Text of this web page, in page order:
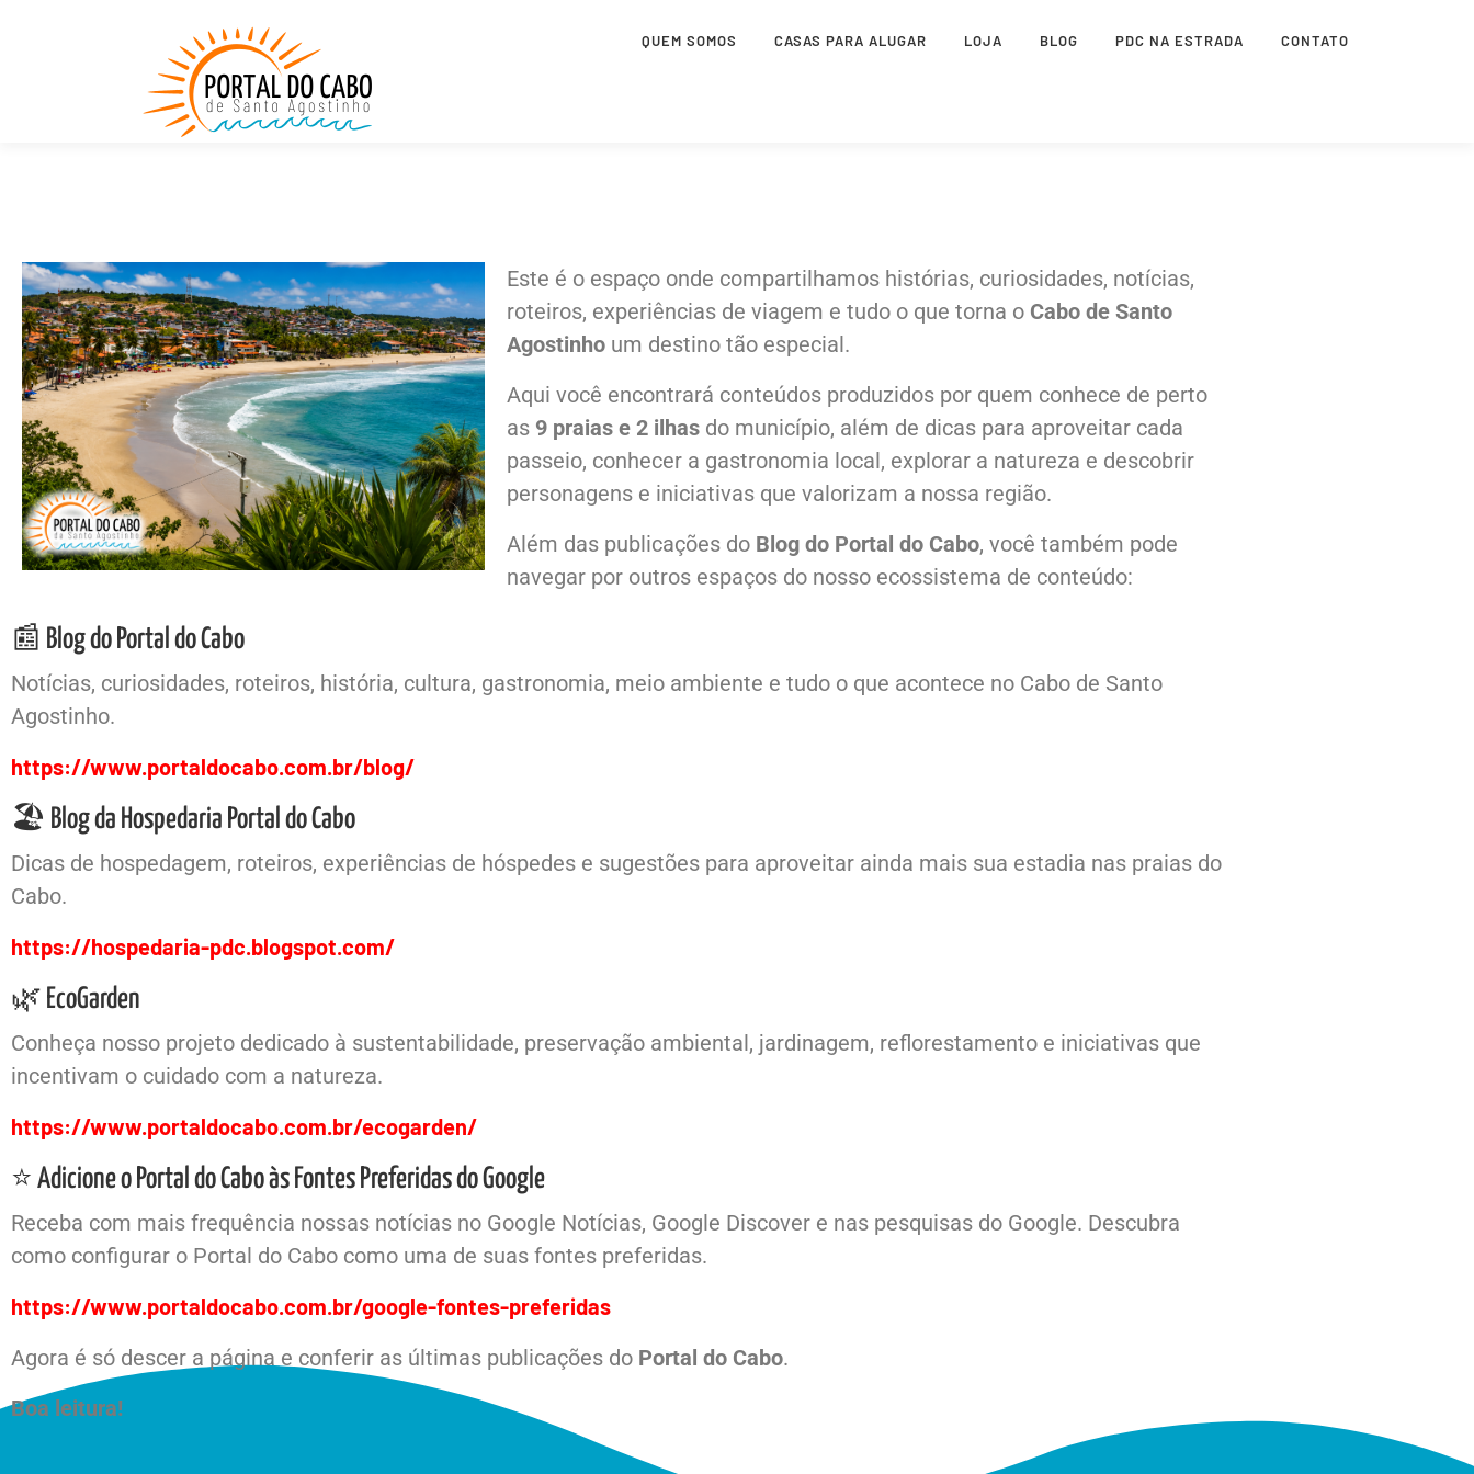
QUEM SOMOS CASAS PARA ALUGAR LOJA BLOG PDC NA ESTRADA CONTATO
Este é o espaço onde compartilhamos histórias, curiosidades, notícias,
roteiros, experiências de viagem e tudo o que torna o Cabo de Santo
Agostinhoum destino tão especial.
Aqui você encontrará conteúdos produzidos por quem conhece de perto
as 9 praias e 2 ilhasdo município, além de dicas para aproveitar cada
passeio, conhecer a gastronomia local, explorar a natureza e descobrir
personagens e iniciativas que valorizam a nossa região.
Além das publicações do Blog do Portal do Cabo, você também pode
navegar por outros espaços do nosso ecossistema de conteúdo:
📰 Blog do Portal do Cabo
Notícias, curiosidades, roteiros, história, cultura, gastronomia, meio ambiente e tudo o que acontece no Cabo de Santo
Agostinho.
https://www.portaldocabo.com.br/blog/
🏖️ Blog da Hospedaria Portal do Cabo
Dicas de hospedagem, roteiros, experiências de hóspedes e sugestões para aproveitar ainda mais sua estadia nas praias do
Cabo.
https://hospedaria-pdc.blogspot.com/
🌿 EcoGarden
Conheça nosso projeto dedicado à sustentabilidade, preservação ambiental, jardinagem, reflorestamento e iniciativas que
incentivam o cuidado com a natureza.
https://www.portaldocabo.com.br/ecogarden/
⭐ Adicione o Portal do Cabo às Fontes Preferidas do Google
Receba com mais frequência nossas notícias no Google Notícias, Google Discover e nas pesquisas do Google. Descubra
como configurar o Portal do Cabo como uma de suas fontes preferidas.
https://www.portaldocabo.com.br/google-fontes-preferidas
Agora é só descer a página e conferir as últimas publicações do Portal do Cabo.
Boa leitura!